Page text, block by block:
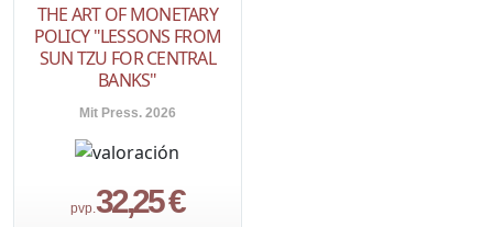
THE ART OF MONETARY
POLICY "LESSONS FROM
SUN TZU FOR CENTRAL
BANKS"
Mit Press. 2026
pvp.32,25 €